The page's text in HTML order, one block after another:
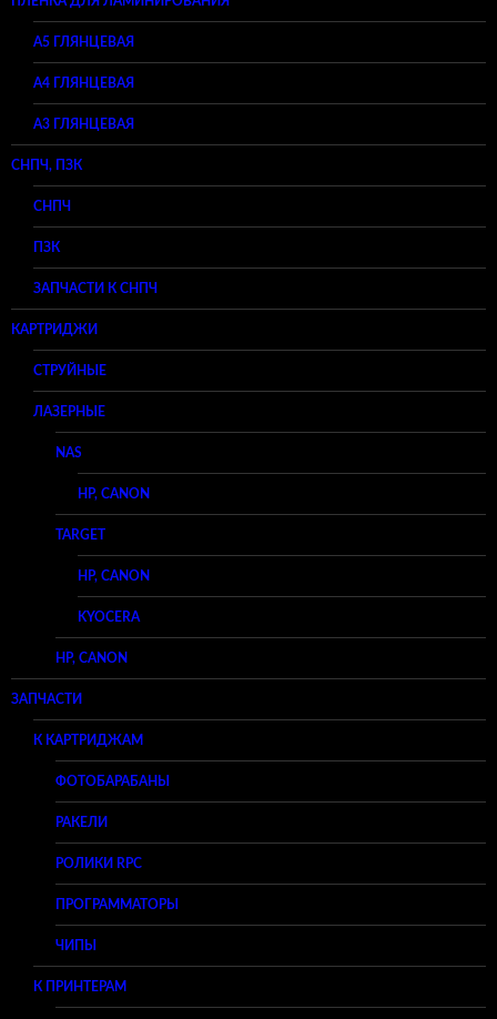
A5 ГЛЯНЦЕВАЯ
А4 ГЛЯНЦЕВАЯ
A3 ГЛЯНЦЕВАЯ
СНПЧ, ПЗК
СНПЧ
ПЗК
ЗАПЧАСТИ К СНПЧ
КАРТРИДЖИ
СТРУЙНЫЕ
ЛАЗЕРНЫЕ
NAS
HP, CANON
TARGET
HP, CANON
KYOCERA
HP, CANON
ЗАПЧАСТИ
К КАРТРИДЖАМ
ФОТОБАРАБАНЫ
РАКЕЛИ
РОЛИКИ RPC
ПРОГРАММАТОРЫ
ЧИПЫ
К ПРИНТЕРАМ